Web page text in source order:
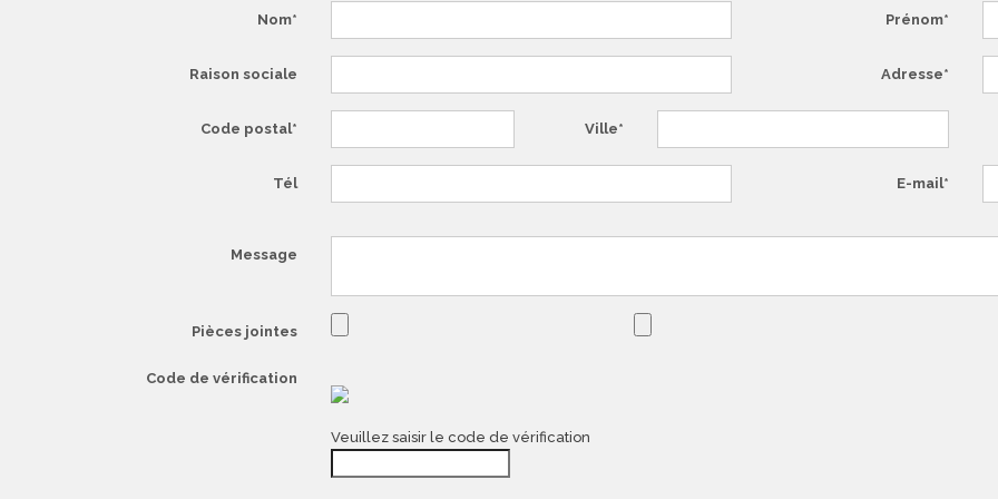
Nom Prénom
Raison sociale Adresse
Code postal Ville
Tél E-mail
Message
Pièces jointes
Code de vérification
Veuillez saisir le code de vérification